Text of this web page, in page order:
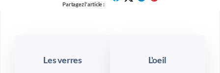
Partagez l'article :
Les verres L'oeil